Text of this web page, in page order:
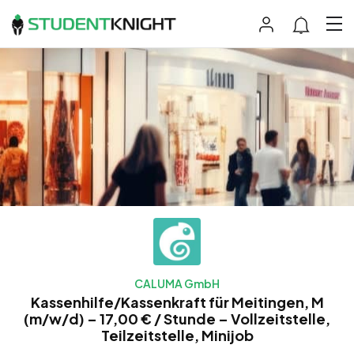
CALUMA GmbH
Kassenhilfe/Kassenkraft für Meitingen, M
(m/w/d) – 17,00 € / Stunde – Vollzeitstelle,
Teilzeitstelle, Minijob